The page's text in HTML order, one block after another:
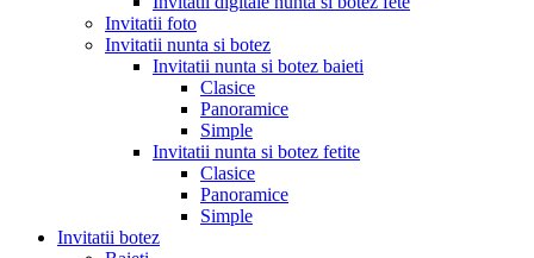
Invitatii foto
Invitatii nunta si botez
Invitatii nunta si botez baieti
Clasice
Panoramice
Simple
Invitatii nunta si botez fetite
Clasice
Panoramice
Simple
Invitatii botez